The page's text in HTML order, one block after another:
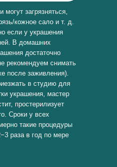
могут загрязняться,
кожное сало и т. д.
если у украшения
В домашних
достаточно
рекомендуем снимать
после заживления).
в студию для
украшения, мастер
простерилизует
Сроки у всех
такие процедуры
раза в год по мере